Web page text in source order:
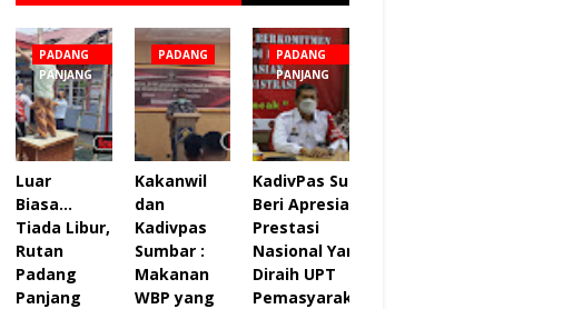
Lihat semua
PADANG
PANJANG
Luar
Biasa...
Tiada Libur,
Rutan
Padang
Panjang
PADANG
Kakanwil
dan
Kadivpas
Sumbar :
Makanan
WBP yang
PADANG
PANJANG
KadivPas Sumbar
Beri Apresiasi 27
Prestasi
Nasional Yang
Diraih UPT
Pemasyarakatan